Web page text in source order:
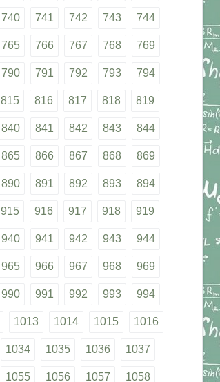
740 741 742 743 744
765 766 767 768 769
790 791 792 793 794
815 816 817 818 819
840 841 842 843 844
865 866 867 868 869
890 891 892 893 894
915 916 917 918 919
940 941 942 943 944
965 966 967 968 969
990 991 992 993 994
1013 1014 1015 1016
1034 1035 1036 1037
1055 1056 1057 1058